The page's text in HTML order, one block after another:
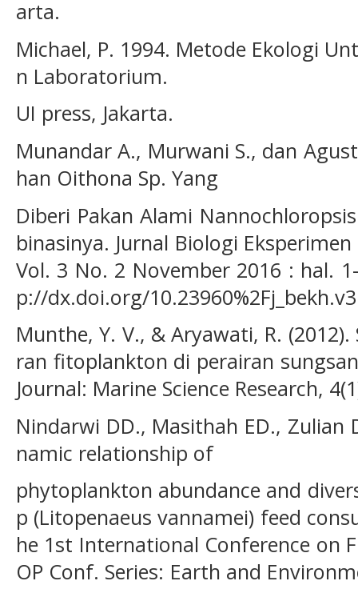
arta.
Michael, P. 1994. Metode Ekologi
n Laboratorium.
UI press, Jakarta.
Munandar A., Murwani S., dan
han Oithona Sp. Yang
Diberi Pakan Alami
binasinya. Jurnal Biologi
Vol. 3 No. 2 November 2016 : hal.
p://dx.doi.org/
Munthe, Y. V., & Aryawati, R.
ran fitoplankton di perairan
Journal: Marine Science Research,
Nindarwi DD., Masithah ED., Zulian
namic relationship of
phytoplankton abundance and
p (Litopenaeus vannamei) feed
he 1st International Conference on
OP Conf. Series: Earth and